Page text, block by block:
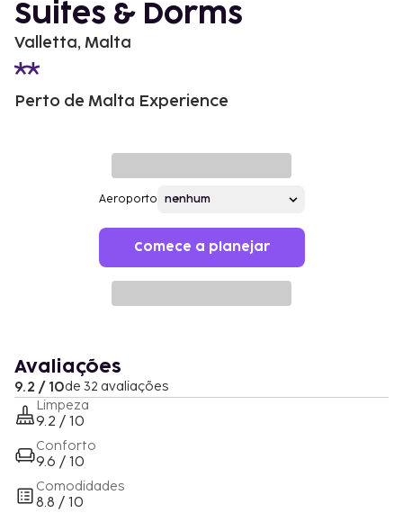
Suites & Dorms
Valletta, Malta
Perto de Malta Experience
Aeroporto
Comece a planejar
Avaliações
9.2 / 10de 32 avaliações
Limpeza
9.2 / 10
Conforto
9.6 / 10
Comodidades
8.8 / 10